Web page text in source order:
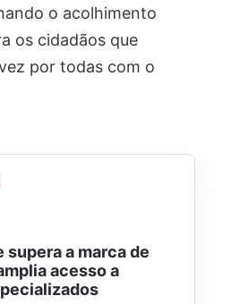
o acolhimento
os cidadãos que
por todas com o
supera a marca de
acesso a